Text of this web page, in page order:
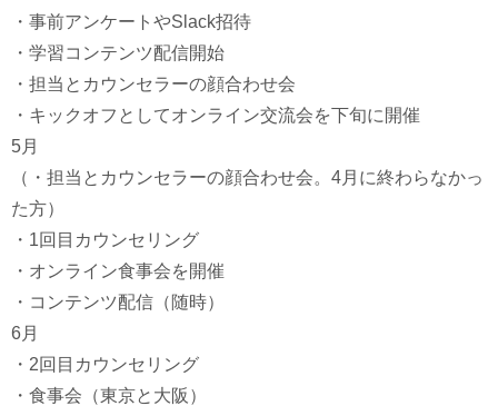
・事前アンケートやSlack招待
・学習コンテンツ配信開始
・担当とカウンセラーの顔合わせ会
・キックオフとしてオンライン交流会を下旬に開催
5月
（・担当とカウンセラーの顔合わせ会。4月に終わらなかっ
た方）
・1回目カウンセリング
・オンライン食事会を開催
・コンテンツ配信（随時）
6月
・2回目カウンセリング
・食事会（東京と大阪）